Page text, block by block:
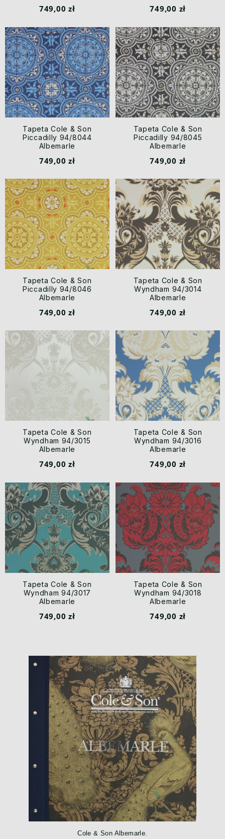
749,00 zł 749,00 zł
Tapeta Cole & Son
Piccadilly 94/8044
Albemarle
749,00 zł
Tapeta Cole & Son
Piccadilly 94/8045
Albemarle
749,00 zł
Tapeta Cole & Son
Piccadilly 94/8046
Albemarle
749,00 zł
Tapeta Cole & Son
Wyndham 94/3014
Albemarle
749,00 zł
Tapeta Cole & Son
Wyndham 94/3015
Albemarle
749,00 zł
Tapeta Cole & Son
Wyndham 94/3016
Albemarle
749,00 zł
Tapeta Cole & Son
Wyndham 94/3017
Albemarle
749,00 zł
Tapeta Cole & Son
Wyndham 94/3018
Albemarle
749,00 zł
Cole & Son Albemarle.